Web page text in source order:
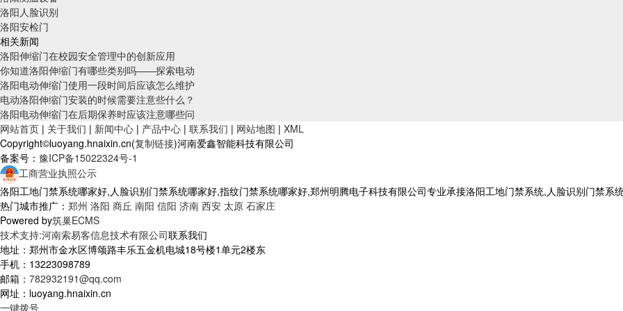
洛阳人脸识别
洛阳安检门
相关新闻
洛阳伸缩门在校园安全管理中的创新应用
你知道洛阳伸缩门有哪些类别吗——探索电动
洛阳电动伸缩门使用一段时间后应该怎么维护
电动洛阳伸缩门安装的时候需要注意些什么？
洛阳电动伸缩门在后期保养时应该注意哪些问
网站首页 | 关于我们 | 新闻中心 | 产品中心 | 联系我们 | 网站地图 | XML
Copyright©luoyang.hnaixin.cn(复制链接)河南爱鑫智能科技有限公司
备案号： 豫ICP备15022324号-1
工商营业执照公示
洛阳工地门禁系统哪家好,人脸识别门禁系统哪家好,指纹门禁系统哪家好,郑州明腾电子科技有限公司专业承接洛阳工地门禁系统,人脸识别门禁系
热门城市推广： 郑州 洛阳 商丘 南阳 信阳 济南 西安 太原 石家庄
Powered by筑巢ECMS
技术支持:河南索易客信息技术有限公司联系我们
地址：郑州市金水区博颂路丰乐五金机电城18号楼1单元2楼东
手机：13223098789
邮箱： 782932191@qq.com
网址：luoyang.hnaixin.cn
一键拨号